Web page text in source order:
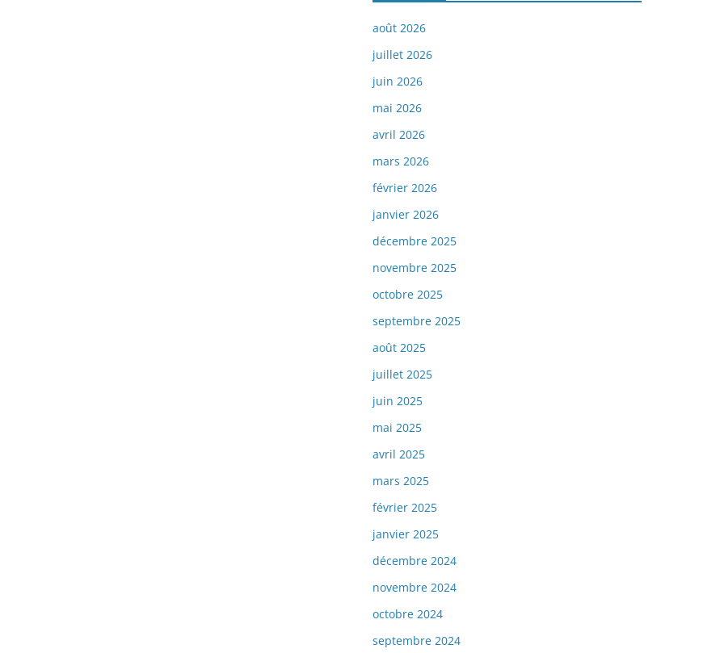
août 2026
juillet 2026
juin 2026
mai 2026
avril 2026
mars 2026
février 2026
janvier 2026
décembre 2025
novembre 2025
octobre 2025
septembre 2025
août 2025
juillet 2025
juin 2025
mai 2025
avril 2025
mars 2025
février 2025
janvier 2025
décembre 2024
novembre 2024
octobre 2024
septembre 2024